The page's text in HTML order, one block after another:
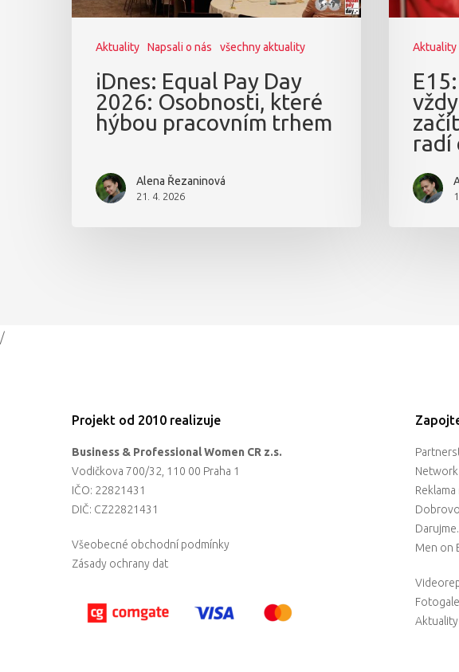
Aktuality Napsali o nás všechny aktuality
iDnes: Equal Pay Day
2026: Osobnosti, které
hýbou pracovním trhem
Alena Řezaninová
21. 4. 2026
Aktuality
radí
/
Projekt od 2010 realizuje
Business & Professional Women CR z.s.
Vodičkova 700/32, 110 00 Praha 1
IČO: 22821431
DIČ: CZ22821431
Všeobecné obchodní podmínky
Zásady ochrany dat
Reklama
Men on
Aktuality